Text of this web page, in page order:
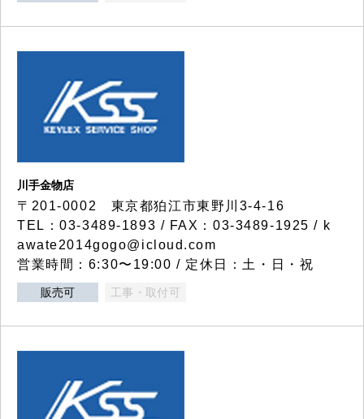
川手金物店
〒201-0002 東京都狛江市東野川3-4-16
TEL：03-3489-1893 / FAX：03-3489-1925 / k
awate2014gogo@icloud.com
営業時間：6:30〜19:00 / 定休日：土・日・祝
販売可 工事・取付可